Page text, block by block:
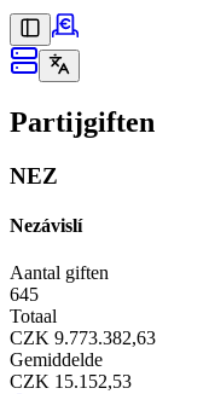
Partijgiften
NEZ
Nezávislí
Aantal giften
645
Totaal
CZK 9.773.382,63
Gemiddelde
CZK 15.152,53